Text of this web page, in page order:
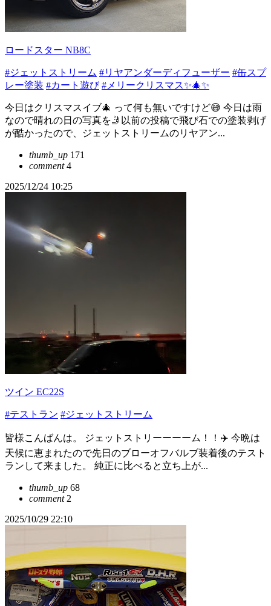
ロードスター NB8C
#ジェットストリーム #リヤアンダーディフューザー #缶スプ
レー塗装 #カート遊び #メリークリスマス✨🎄✨
今日はクリスマスイブ🎄 って何も無いですけど😅 今日は雨
なので晴れの日の写真を🤳以前の投稿で飛び石での塗装剥げ
が酷かったので、ジェットストリームのリヤアン...
thumb_up 171
comment4
2025/12/24 10:25
ツイン EC22S
#テストラン #ジェットストリーム
皆様こんばんは。 ジェットストリーーーーム！！✈️ 今晩は
天候に恵まれたので先日のブローオフバルブ装着後のテスト
ランして来ました。 純正に比べると立ち上が...
thumb_up 68
comment2
2025/10/29 22:10